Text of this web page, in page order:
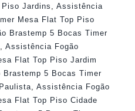
Jardins
Assistência
Mesa Flat Top Piso
Brastemp 5 Bocas Timer
Assistência Fogão
Flat Top Piso Jardim
5 Bocas Timer
Assistência Fogão
Flat Top Piso Cidade